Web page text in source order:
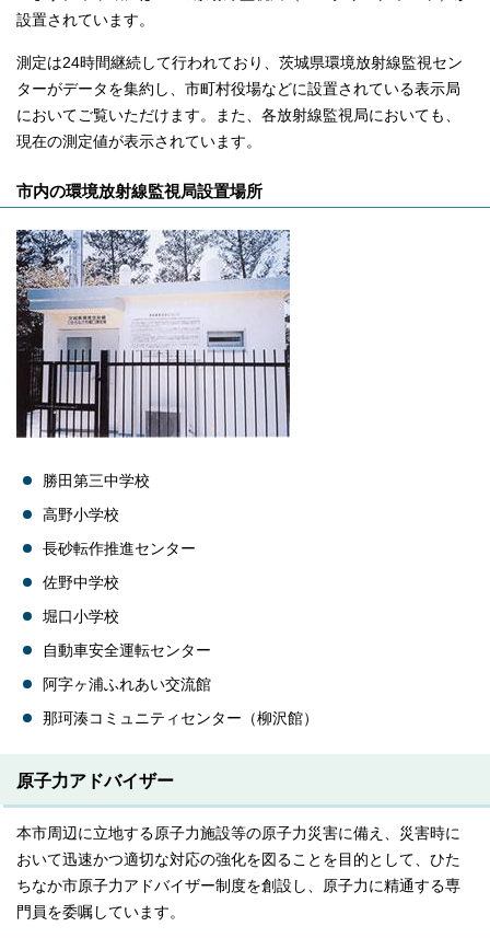
設置されています。
測定は24時間継続して行われており、茨城県環境放射線監視セン
ターがデータを集約し、市町村役場などに設置されている表示局
においてご覧いただけます。また、各放射線監視局においても、
現在の測定値が表示されています。
市内の環境放射線監視局設置場所
勝田第三中学校
高野小学校
長砂転作推進センター
佐野中学校
堀口小学校
自動車安全運転センター
阿字ヶ浦ふれあい交流館
那珂湊コミュニティセンター（柳沢館）
原子力アドバイザー
本市周辺に立地する原子力施設等の原子力災害に備え、災害時に
おいて迅速かつ適切な対応の強化を図ることを目的として、ひた
ちなか市原子力アドバイザー制度を創設し、原子力に精通する専
門員を委嘱しています。